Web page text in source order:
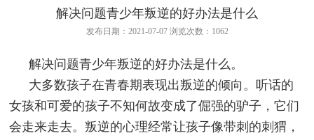
解决问题青少年叛逆的好办法是什么
发布日期：2021-07-07 浏览次数： 1062
解决问题青少年叛逆的好办法是什么。
大多数孩子在青春期表现出叛逆的倾向。听话的
女孩和可爱的孩子不知何故变成了倔强的驴子，它们
会走来走去。叛逆的心理经常让孩子像带刺的刺猬，